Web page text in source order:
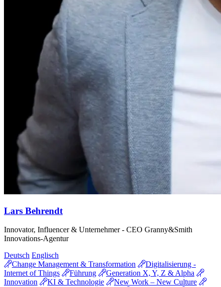
Lars Behrendt
Innovator, Influencer & Unternehmer - CEO Granny&Smith
Innovations-Agentur
Deutsch Englisch
Change Management & Transformation
Digitalisierung -
Internet of Things
Führung
Generation X, Y, Z & Alpha
Innovation
KI & Technologie
New Work – New Culture